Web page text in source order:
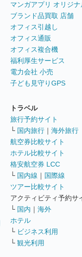
マンガアプリ オリジナ
ブランド品買取 店舗
オフィス引越し
オフィス通販
オフィス複合機
福利厚生サービス
電力会社 小売
子ども見守りGPS
トラベル
旅行予約サイト
└ 国内旅行 ｜ 海外旅行
航空券比較サイト
ホテル比較サイト
格安航空券 LCC
└ 国内線 ｜ 国際線
ツアー比較サイト
アクティビティ予約サ
└ 国内 ｜ 海外
ホテル
└ ビジネス利用
└ 観光利用